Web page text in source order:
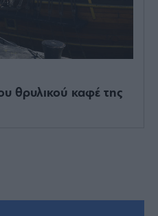
θρυλικού καφέ της